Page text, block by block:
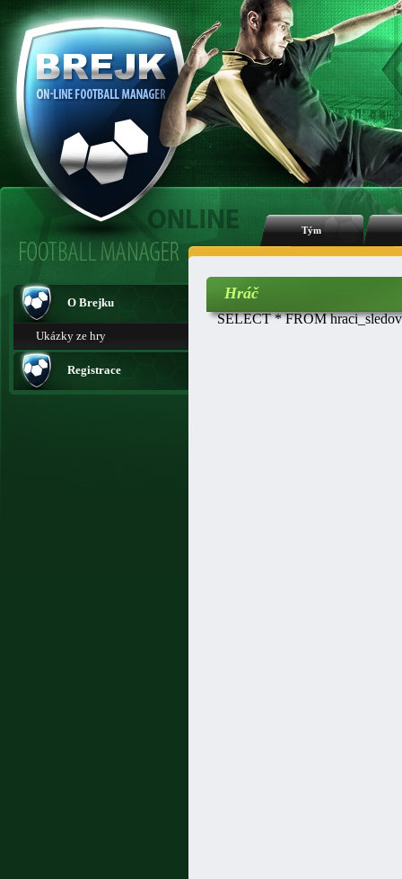
Tým
O Brejku
Ukázky ze hry
Registrace
Hráč
SELECT * FROM